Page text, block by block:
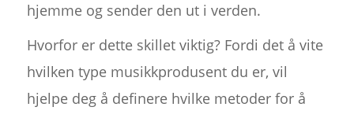
hjemme og sender den ut i verden.
Hvorfor er dette skillet viktig? Fordi det å vite
hvilken type musikkprodusent du er, vil
hjelpe deg å definere hvilke metoder for å